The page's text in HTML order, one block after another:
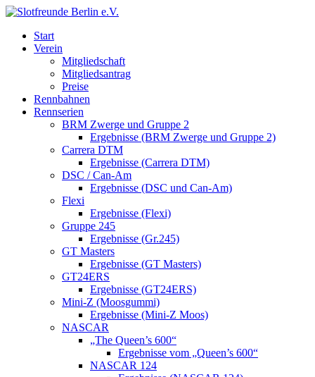
Start
Verein
Mitgliedschaft
Mitgliedsantrag
Preise
Rennbahnen
Rennserien
BRM Zwerge und Gruppe 2
Ergebnisse (BRM Zwerge und Gruppe 2)
Carrera DTM
Ergebnisse (Carrera DTM)
DSC / Can-Am
Ergebnisse (DSC und Can-Am)
Flexi
Ergebnisse (Flexi)
Gruppe 245
Ergebnisse (Gr.245)
GT Masters
Ergebnisse (GT Masters)
GT24ERS
Ergebnisse (GT24ERS)
Mini-Z (Moosgummi)
Ergebnisse (Mini-Z Moos)
NASCAR
„The Queen’s 600“
Ergebnisse vom „Queen’s 600“
NASCAR 124